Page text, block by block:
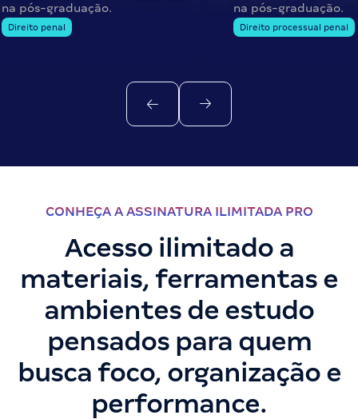
na pós-graduação.
Direito penal
na pós-graduação.
Direito processual penal
CONHEÇA A ASSINATURA ILIMITADA PRO
Acesso ilimitado a
materiais, ferramentas e
ambientes de estudo
pensados para quem
busca foco, organização e
performance.